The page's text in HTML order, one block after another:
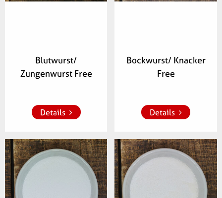
Blutwurst/
Zungenwurst Free
Zur Merkliste
hinzufügen
Details
Bockwurst/ Knacker
Free
Zur Merkliste
hinzufügen
Details
Artikelnummer:
Artikelnummer: